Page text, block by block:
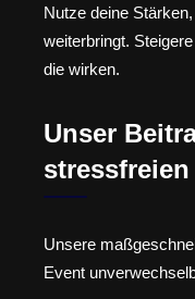
Nutze deine
weiterbringt.
die wirken.
Unser
Unsere
Event